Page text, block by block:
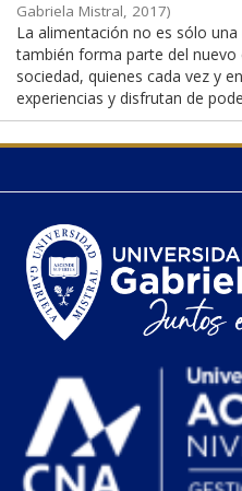
Gabriela Mistral, 2017)
La alimentación no es sólo
también forma parte del nuevo
sociedad, quienes cada vez y
experiencias y disfrutan de